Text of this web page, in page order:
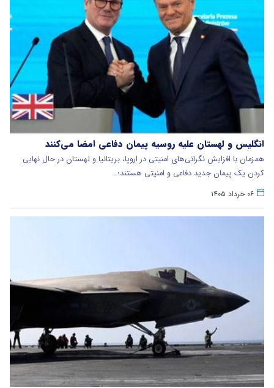
انگلیس و لهستان علیه روسیه پیمان دفاعی امضا می‌کنند
همزمان با افزایش نگرانی‌های امنیتی در اروپا، بریتانیا و لهستان در حال نهایی
کردن یک پیمان جدید دفاعی و امنیتی هستند؛…
۰۶ خرداد ۱۴۰۵